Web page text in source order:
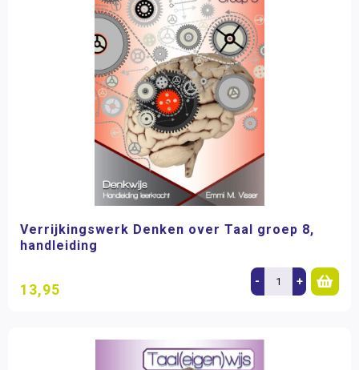
Verrijkingswerk Denken over Taal groep 8,
handleiding
13,95 - +